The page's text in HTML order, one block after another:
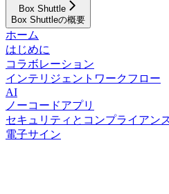
Box Shuttle
Box Shuttleの概要
ホーム
はじめに
コラボレーション
インテリジェントワークフロー
AI
ノーコードアプリ
セキュリティとコンプライアン
電子サイン